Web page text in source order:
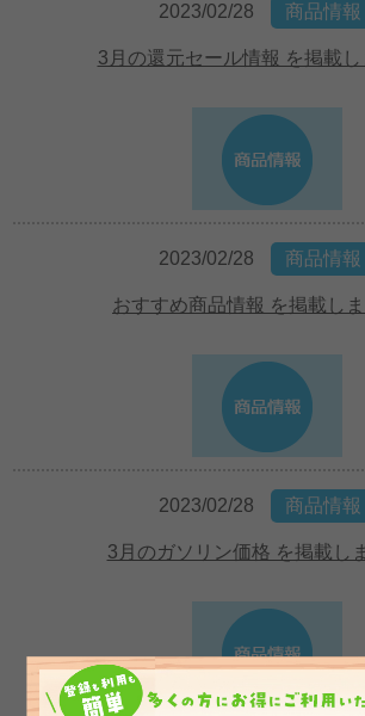
2023/02/28 商品情報
3月の還元セール情報 を掲載し
2023/02/28 商品情報
おすすめ商品情報 を掲載しま
2023/02/28 商品情報
3月のガソリン価格 を掲載し